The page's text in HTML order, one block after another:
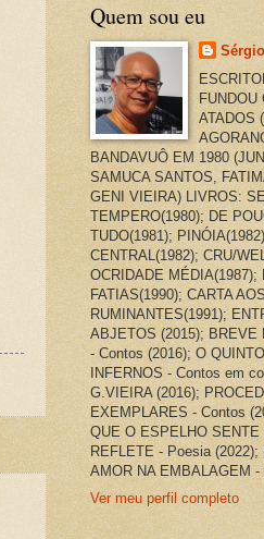
Quem sou eu
FUNDOU
ATADOS
BANDAVUÔ EM 1980
SAMUCA SANTOS,
GENI VIEIRA) LIVROS:
TEMPERO(1980); DE
TUDO(1981);
CENTRAL(1982); CRU/
OCRIDADE MÉDIA(1987);
FATIAS(1990); CARTA AOS
RUMINANTES(1991);
ABJETOS (2015); BREVE
- Contos (2016); O
INFERNOS - Contos em
G.VIEIRA (2016);
EXEMPLARES - Contos
QUE O ESPELHO SENTE
REFLETE - Poesia (2022);
AMOR NA EMBALAGEM -
Ver meu perfil completo